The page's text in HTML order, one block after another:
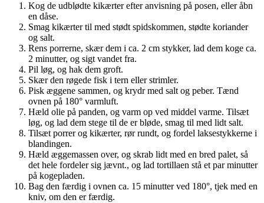
Kog de udblødte kikærter efter anvisning på posen, eller åbn
en dåse.
Smag kikærter til med stødt spidskommen, stødte koriander
og salt.
Rens porrerne, skær dem i ca. 2 cm stykker, lad dem koge ca.
2 minutter, og sigt vandet fra.
Pil løg, og hak dem groft.
Skær den røgede fisk i tern eller strimler.
Pisk æggene sammen, og krydr med salt og peber. Tænd
ovnen på 180° varmluft.
Hæld olie på panden, og varm op ved middel varme. Tilsæt
løg, og lad dem stege til de er bløde, smag til med lidt salt.
Tilsæt porrer og kikærter, rør rundt, og fordel laksestykkerne i
blandingen.
Hæld æggemassen over, og skrab lidt med en bred palet, så
det hele fordeler sig jævnt., og lad tortillaen stå et par minutter
på kogepladen.
Bag den færdig i ovnen ca. 15 minutter ved 180°, tjek med en
kniv, om den er færdig.